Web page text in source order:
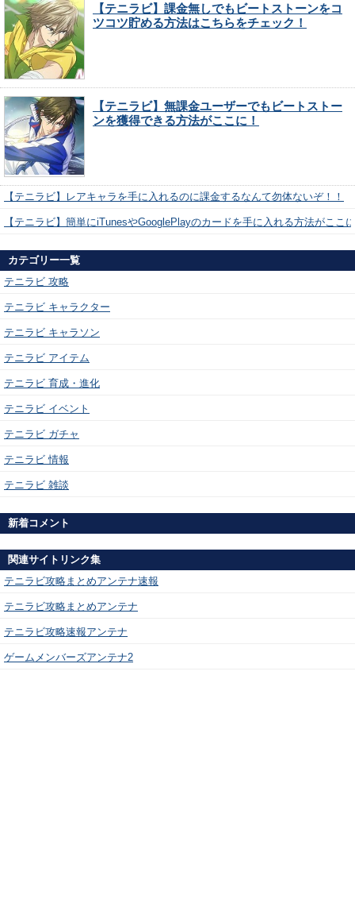
【テニラビ】課金無しでもビートストーンをコ
ツコツ貯める方法はこちらをチェック！
【テニラビ】無課金ユーザーでもビートストー
ンを獲得できる方法がここに！
【テニラビ】レアキャラを手に入れるのに課金するなんて勿体ないぞ！！
【テニラビ】簡単にiTunesやGooglePlayのカードを手に入れる方法がここ
カテゴリー一覧
テニラビ 攻略
テニラビ キャラクター
テニラビ キャラソン
テニラビ アイテム
テニラビ 育成・進化
テニラビ イベント
テニラビ ガチャ
テニラビ 情報
テニラビ 雑談
新着コメント
関連サイトリンク集
テニラビ攻略まとめアンテナ速報
テニラビ攻略まとめアンテナ
テニラビ攻略速報アンテナ
ゲームメンバーズアンテナ2